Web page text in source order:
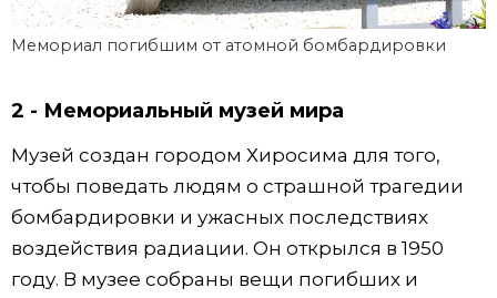
Мемориал погибшим от атомной бомбардировки
2 - Мемориальный музей мира
Музей создан городом Хиросима для того,
чтобы поведать людям о страшной трагедии
бомбардировки и ужасных последствиях
воздействия радиации. Он открылся в 1950
году. В музее собраны вещи погибших и